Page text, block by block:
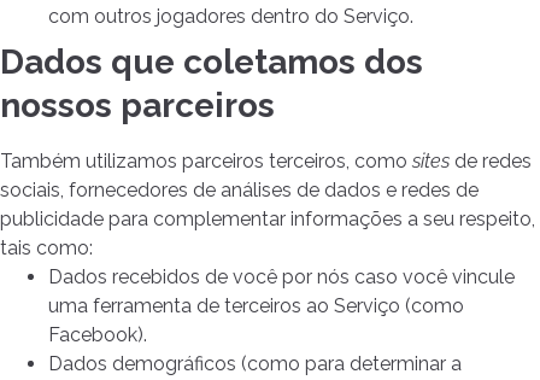
com outros jogadores dentro do Serviço.
Dados que coletamos dos
nossos parceiros
Também utilizamos parceiros terceiros, como sites de redes
sociais, fornecedores de análises de dados e redes de
publicidade para complementar informações a seu respeito,
tais como:
Dados recebidos de você por nós caso você vincule
uma ferramenta de terceiros ao Serviço (como
Facebook).
Dados demográficos (como para determinar a